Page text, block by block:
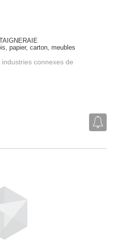
papier, carton, meubles
connexes de